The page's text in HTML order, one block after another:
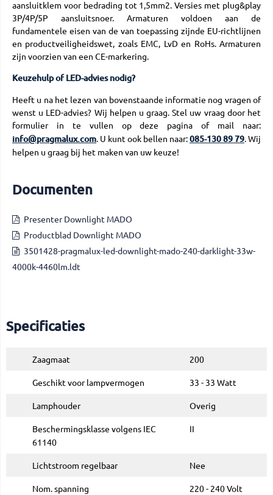
aansluitklem voor bedrading tot 1,5mm2. Versies met plug&play
3P/4P/5P aansluitsnoer. Armaturen voldoen aan de
fundamentele eisen van de van toepassing zijnde EU-richtlijnen
en productveiligheidswet, zoals EMC, LvD en RoHs. Armaturen
zijn voorzien van een CE-markering.
Keuzehulp of LED-advies nodig?
Heeft u na het lezen van bovenstaande informatie nog vragen of
wenst u LED-advies? Wij helpen u graag. Stel uw vraag door het
formulier in te vullen op deze pagina of mail naar:
info@pragmalux.com. U kunt ook bellen naar:085-130 89 79. Wij
helpen u graag bij het maken van uw keuze!
Documenten
Presenter Downlight MADO
Productblad Downlight MADO
3501428-pragmalux-led-downlight-mado-240-darklight-33w-
4000k-4460lm.ldt
Specificaties
Zaagmaat 200
Geschikt voor lampvermogen 33 - 33 Watt
Lamphouder Overig
Beschermingsklasse volgens IEC
61140
II
Lichtstroom regelbaar Nee
Nom. spanning 220 - 240 Volt